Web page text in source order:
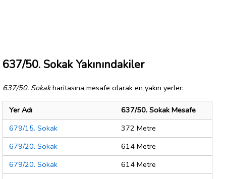
637/50. Sokak Yakınındakiler
637/50. Sokakharitasına mesafe olarak en yakın yerler:
Yer Adı
637/50. Sokak Mesafe
679/15. Sokak
372 Metre
679/20. Sokak
614 Metre
679/20. Sokak
614 Metre